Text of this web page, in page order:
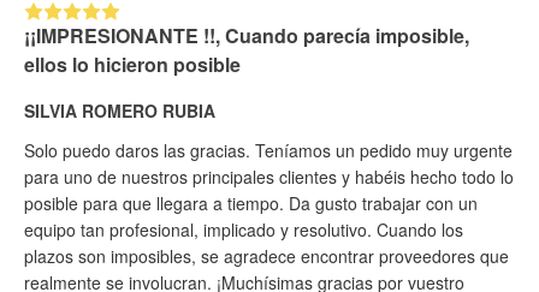
¡¡IMPRESIONANTE !!, Cuando parecía imposible,
ellos lo hicieron posible
SILVIA ROMERO RUBIA
Solo puedo daros las gracias. Teníamos un pedido muy urgente
para uno de nuestros principales clientes y habéis hecho todo lo
posible para que llegara a tiempo. Da gusto trabajar con un
equipo tan profesional, implicado y resolutivo. Cuando los
plazos son imposibles, se agradece encontrar proveedores que
realmente se involucran. ¡Muchísimas gracias por vuestro